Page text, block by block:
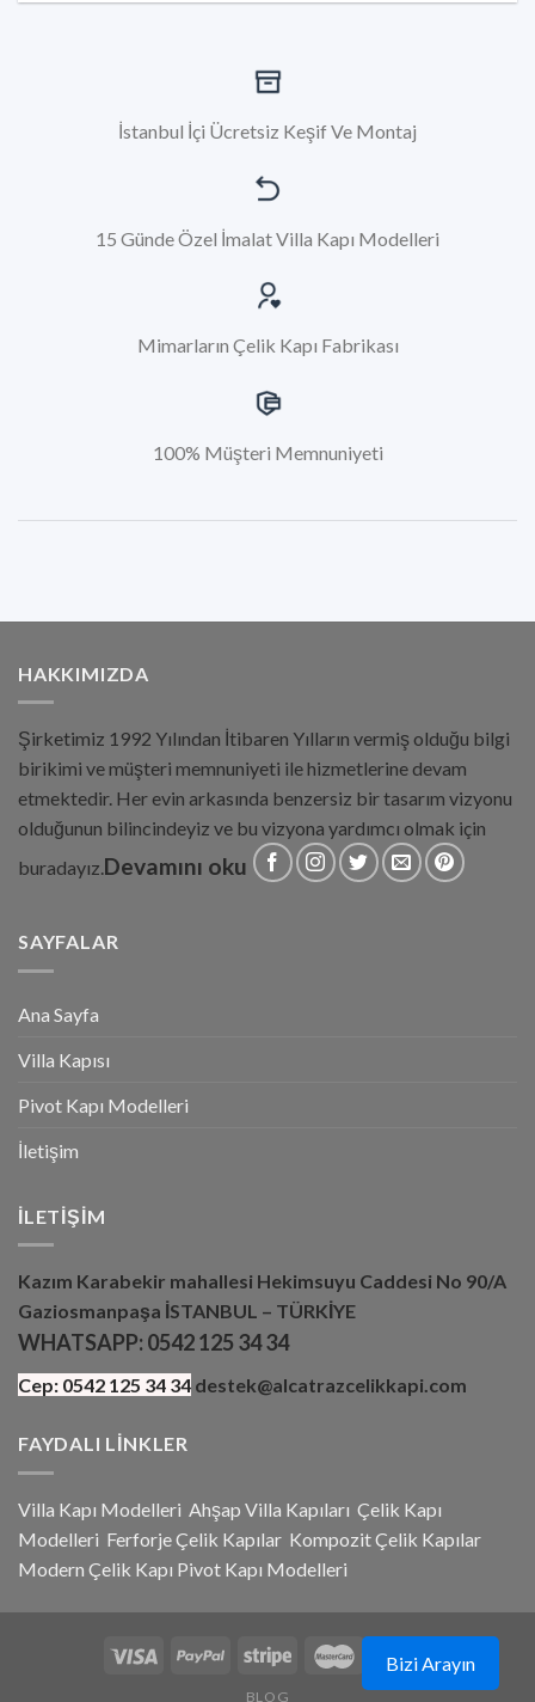
İstanbul İçi Ücretsiz Keşif Ve Montaj
15 Günde Özel İmalat Villa Kapı Modelleri
Mimarların Çelik Kapı Fabrikası
100% Müşteri Memnuniyeti
HAKKIMIZDA
Şirketimiz 1992 Yılından İtibaren Yılların vermiş olduğu bilgi
birikimi ve müşteri memnuniyeti ile hizmetlerine devam
etmektedir. Her evin arkasında benzersiz bir tasarım vizyonu
olduğunun bilincindeyiz ve bu vizyona yardımcı olmak için
buradayız.Devamını oku
SAYFALAR
Ana Sayfa
Villa Kapısı
Pivot Kapı Modelleri
İletişim
İLETIŞIM
Kazım Karabekir mahallesi Hekimsuyu Caddesi No 90/A
Gaziosmanpaşa İSTANBUL – TÜRKİYE
WHATSAPP: 0542 125 34 34
Cep: 0542 125 34 34 destek@alcatrazcelikkapi.com
FAYDALI LINKLER
Villa Kapı Modelleri Ahşap Villa Kapıları Çelik Kapı
Modelleri Ferforje Çelik Kapılar Kompozit Çelik Kapılar
Modern Çelik Kapı Pivot Kapı Modelleri
BLOG
Bizi Arayın